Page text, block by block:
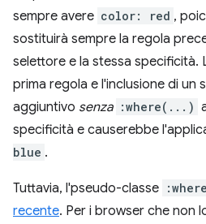
sempre avere color: red ,
sostituirà sempre la regola
selettore e la stessa specificità.
prima regola e l'inclusione di un
aggiuntivo senza :where(...)
specificità e causerebbe
blue .
Tuttavia, l'pseudo-classe
recente. Per i browser che non